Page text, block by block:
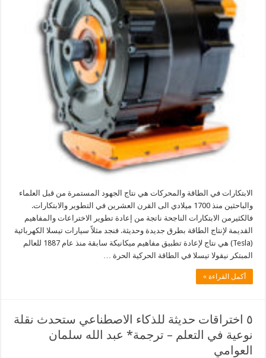
الابتكارات في الطاقة والمحركات هي نتاج الجهود المستمرة من قبل العلماء
والباحثين منذ 1700 ميلادي الى القرن العشرين في التطوير والابتكارات.
فالكثيرمن الابتكارات الناجحة ناتجة من إعادة تطوير الاختراعات والمفاهيم
القديمة لإنتاج الطاقة بطرق جديدة وحديثة. فنجد مثلاً سيارات تيسلا الكهربائية
(Tesla) هي نتاج لإعادة تطبيق مفاهيم ميكانيكة سابقة منذ عام 1887 للعالم
المبتكر نيقولا تيسلا في الطاقة الحركية الحرة …
أكمل القراءة »
٥ اختراقات حديثة للذكاء الاصطناعي ستحدث نقلة
نوعية في التعلم – ترجمة* عبد الله سلمان
العوامي